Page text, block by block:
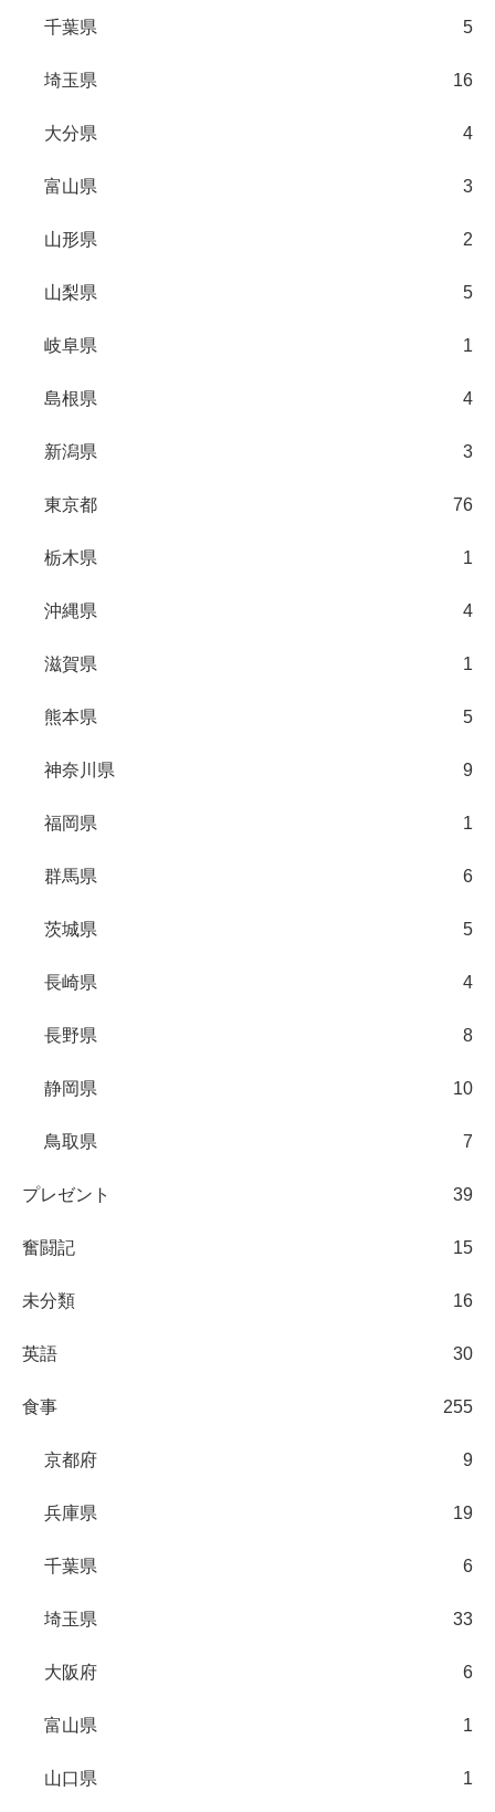
千葉県 5
埼玉県 16
大分県 4
富山県 3
山形県 2
山梨県 5
岐阜県 1
島根県 4
新潟県 3
東京都 76
栃木県 1
沖縄県 4
滋賀県 1
熊本県 5
神奈川県 9
福岡県 1
群馬県 6
茨城県 5
長崎県 4
長野県 8
静岡県 10
鳥取県 7
プレゼント 39
奮闘記 15
未分類 16
英語 30
食事 255
京都府 9
兵庫県 19
千葉県 6
埼玉県 33
大阪府 6
富山県 1
山口県 1